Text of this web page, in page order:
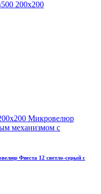
Фиеста 12 светло-серый с